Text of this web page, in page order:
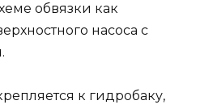
обвязки как
насоса с
к гидробаку,